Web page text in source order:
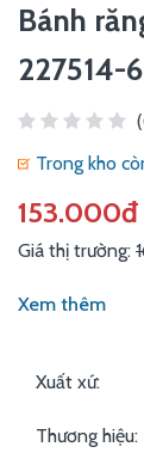
Bánh
227514-6
Trong kho
153.000đ
Giá thị trường:
Xem thêm
Xuất xứ:
Thương hiệu: